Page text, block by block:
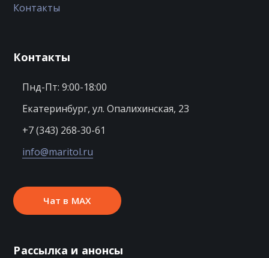
Контакты
Контакты
Пнд-Пт: 9:00-18:00
Екатеринбург, ул. Опалихинская, 23
+7 (343) 268-30-61
info@maritol.ru
Чат в MAX
Рассылка и анонсы